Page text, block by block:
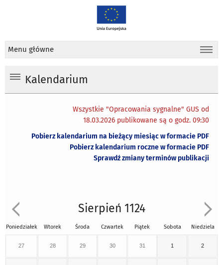
Menu główne
Kalendarium
Wszystkie "Opracowania sygnalne" GUS od
18.03.2026 publikowane są o godz. 09:30
Pobierz kalendarium na bieżący miesiąc w formacie PDF
Pobierz kalendarium roczne w formacie PDF
Sprawdź zmiany terminów publikacji
Sierpień 1124
Poniedziałek Wtorek Środa Czwartek Piątek Sobota Niedziela
27 28 29 30 31 1 2